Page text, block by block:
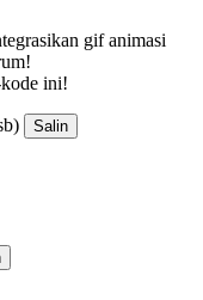
gif animasi
ini!
Salin